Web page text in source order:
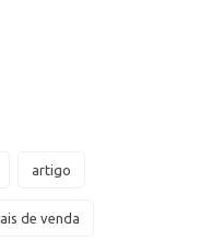
artigo
de venda